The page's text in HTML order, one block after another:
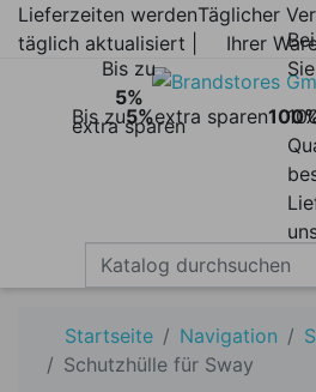
Lieferzeiten werden
täglich aktualisiert |
Täglicher
Ihrer
Bis zu5%extra sparen
Bis zu
5%
extra sparen
Startseite Navigation
Schutzhülle für Sway